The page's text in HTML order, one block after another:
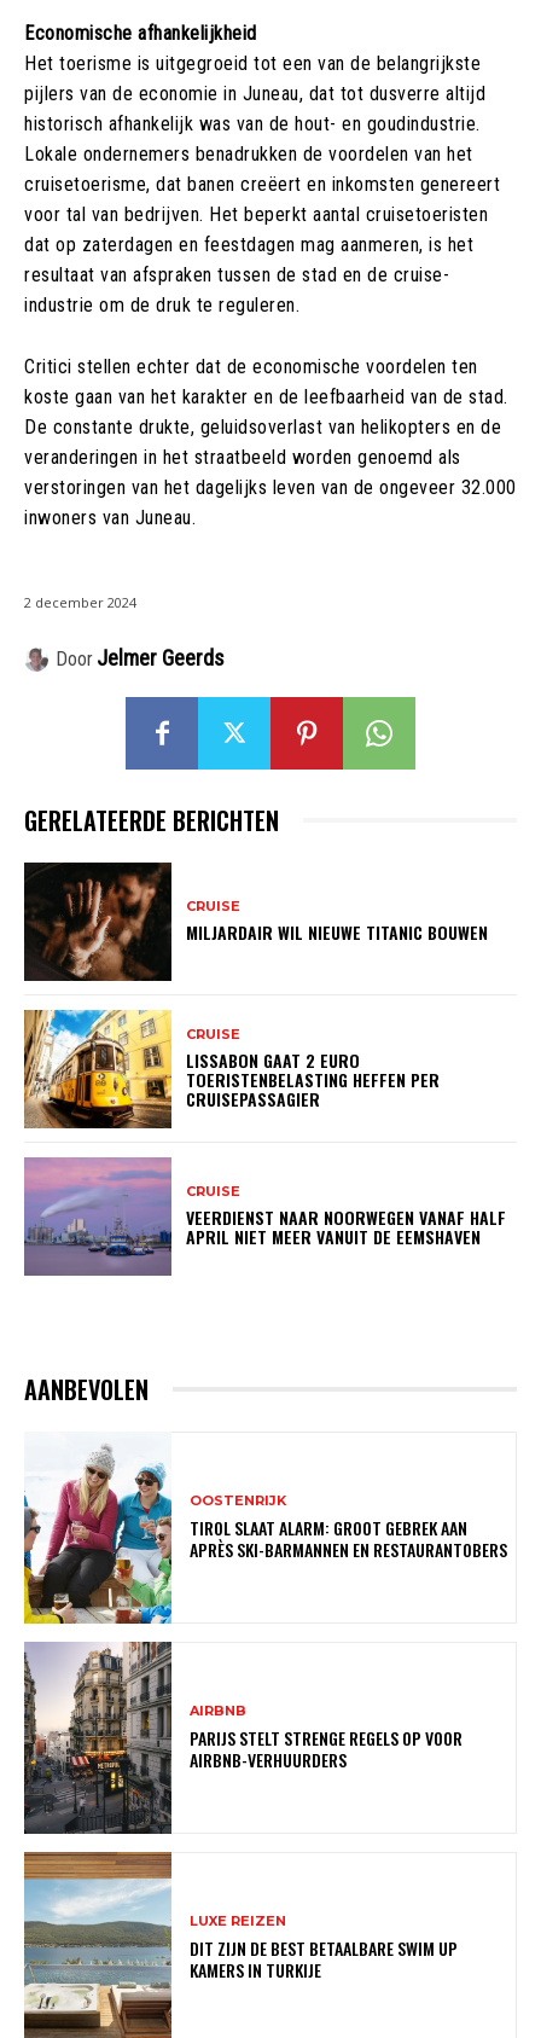
Economische afhankelijkheid
Het toerisme is uitgegroeid tot een van de belangrijkste
pijlers van de economie in Juneau, dat tot dusverre altijd
historisch afhankelijk was van de hout- en goudindustrie.
Lokale ondernemers benadrukken de voordelen van het
cruisetoerisme, dat banen creëert en inkomsten genereert
voor tal van bedrijven. Het beperkt aantal cruisetoeristen
dat op zaterdagen en feestdagen mag aanmeren, is het
resultaat van afspraken tussen de stad en de cruise-
industrie om de druk te reguleren.
Critici stellen echter dat de economische voordelen ten
koste gaan van het karakter en de leefbaarheid van de stad.
De constante drukte, geluidsoverlast van helikopters en de
veranderingen in het straatbeeld worden genoemd als
verstoringen van het dagelijks leven van de ongeveer 32.000
inwoners van Juneau.
2 december 2024
Door Jelmer Geerds
GERELATEERDE BERICHTEN
CRUISE
MILJARDAIR WIL NIEUWE TITANIC BOUWEN
CRUISE
LISSABON GAAT 2 EURO
TOERISTENBELASTING HEFFEN PER
CRUISEPASSAGIER
CRUISE
VEERDIENST NAAR NOORWEGEN VANAF HALF
APRIL NIET MEER VANUIT DE EEMSHAVEN
AANBEVOLEN
OOSTENRIJK
TIROL SLAAT ALARM: GROOT GEBREK AAN
APRÈS SKI-BARMANNEN EN RESTAURANTOBERS
AIRBNB
PARIJS STELT STRENGE REGELS OP VOOR
AIRBNB-VERHUURDERS
LUXE REIZEN
DIT ZIJN DE BEST BETAALBARE SWIM UP
KAMERS IN TURKIJE